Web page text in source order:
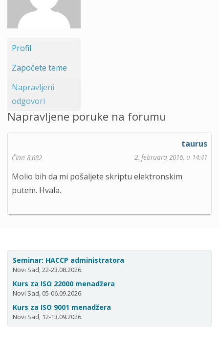
Profil
Započete teme
Napravljeni
odgovori
Napravljene poruke na forumu
taurus
Član 8.682 2. februara 2016. u 14:41
Molio bih da mi pošaljete skriptu elektronskim
putem. Hvala.
Seminar: HACCP administratora
Novi Sad, 22-23.08.2026.
Kurs za ISO 22000 menadžera
Novi Sad, 05-06.09.2026.
Kurs za ISO 9001 menadžera
Novi Sad, 12-13.09.2026.